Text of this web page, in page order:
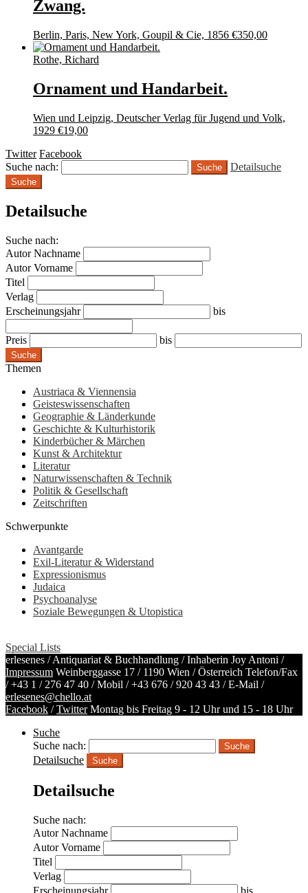
Zwang.
Berlin, Paris, New York, Goupil & Cie, 1856 €350,00
Rothe, Richard
Ornament und Handarbeit.
Wien und Leipzig, Deutscher Verlag für Jugend und Volk,
1929 €19,00
Twitter Facebook
Suche nach:
Detailsuche
Suche
Detailsuche
Suche nach:
Autor Nachname
Autor Vorname
Titel
Verlag
Erscheinungsjahr
bis
Preis bis
Suche
Themen
Austriaca & Viennensia
Geisteswissenschaften
Geographie & Länderkunde
Geschichte & Kulturhistorik
Kinderbücher & Märchen
Kunst & Architektur
Literatur
Naturwissenschaften & Technik
Politik & Gesellschaft
Zeitschriften
Schwerpunkte
Avantgarde
Exil-Literatur & Widerstand
Expressionismus
Judaica
Psychoanalyse
Soziale Bewegungen & Utopistica
Special Lists
erlesenes / Antiquariat & Buchhandlung / Inhaberin Joy Antoni /
Impressum Weinberggasse 17 / 1190 Wien / Österreich Telefon/Fax
/+43 1 / 276 47 40 / Mobil /+43 676 / 920 43 43 / E-Mail /
erlesenes@chello.at
Facebook /Twitter Montag bis Freitag 9 - 12 Uhr und 15 - 18 Uhr
Suche
Suche nach:
Detailsuche
Suche
Detailsuche
Suche nach:
Autor Nachname
Autor Vorname
Titel
Verlag